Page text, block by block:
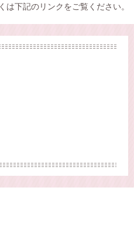
下記のリンクをご覧ください。